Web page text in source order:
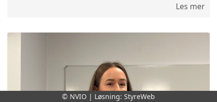
Les mer
© NVIO | Løsning: StyreWeb